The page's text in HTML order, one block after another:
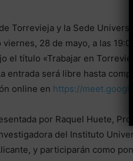
Torrevieja y la Sede
28 de mayo, a las
el título «Trabajar en
entrada será libre hasta
online en https://
por Raquel Huete,
del Instituto
y participarán como